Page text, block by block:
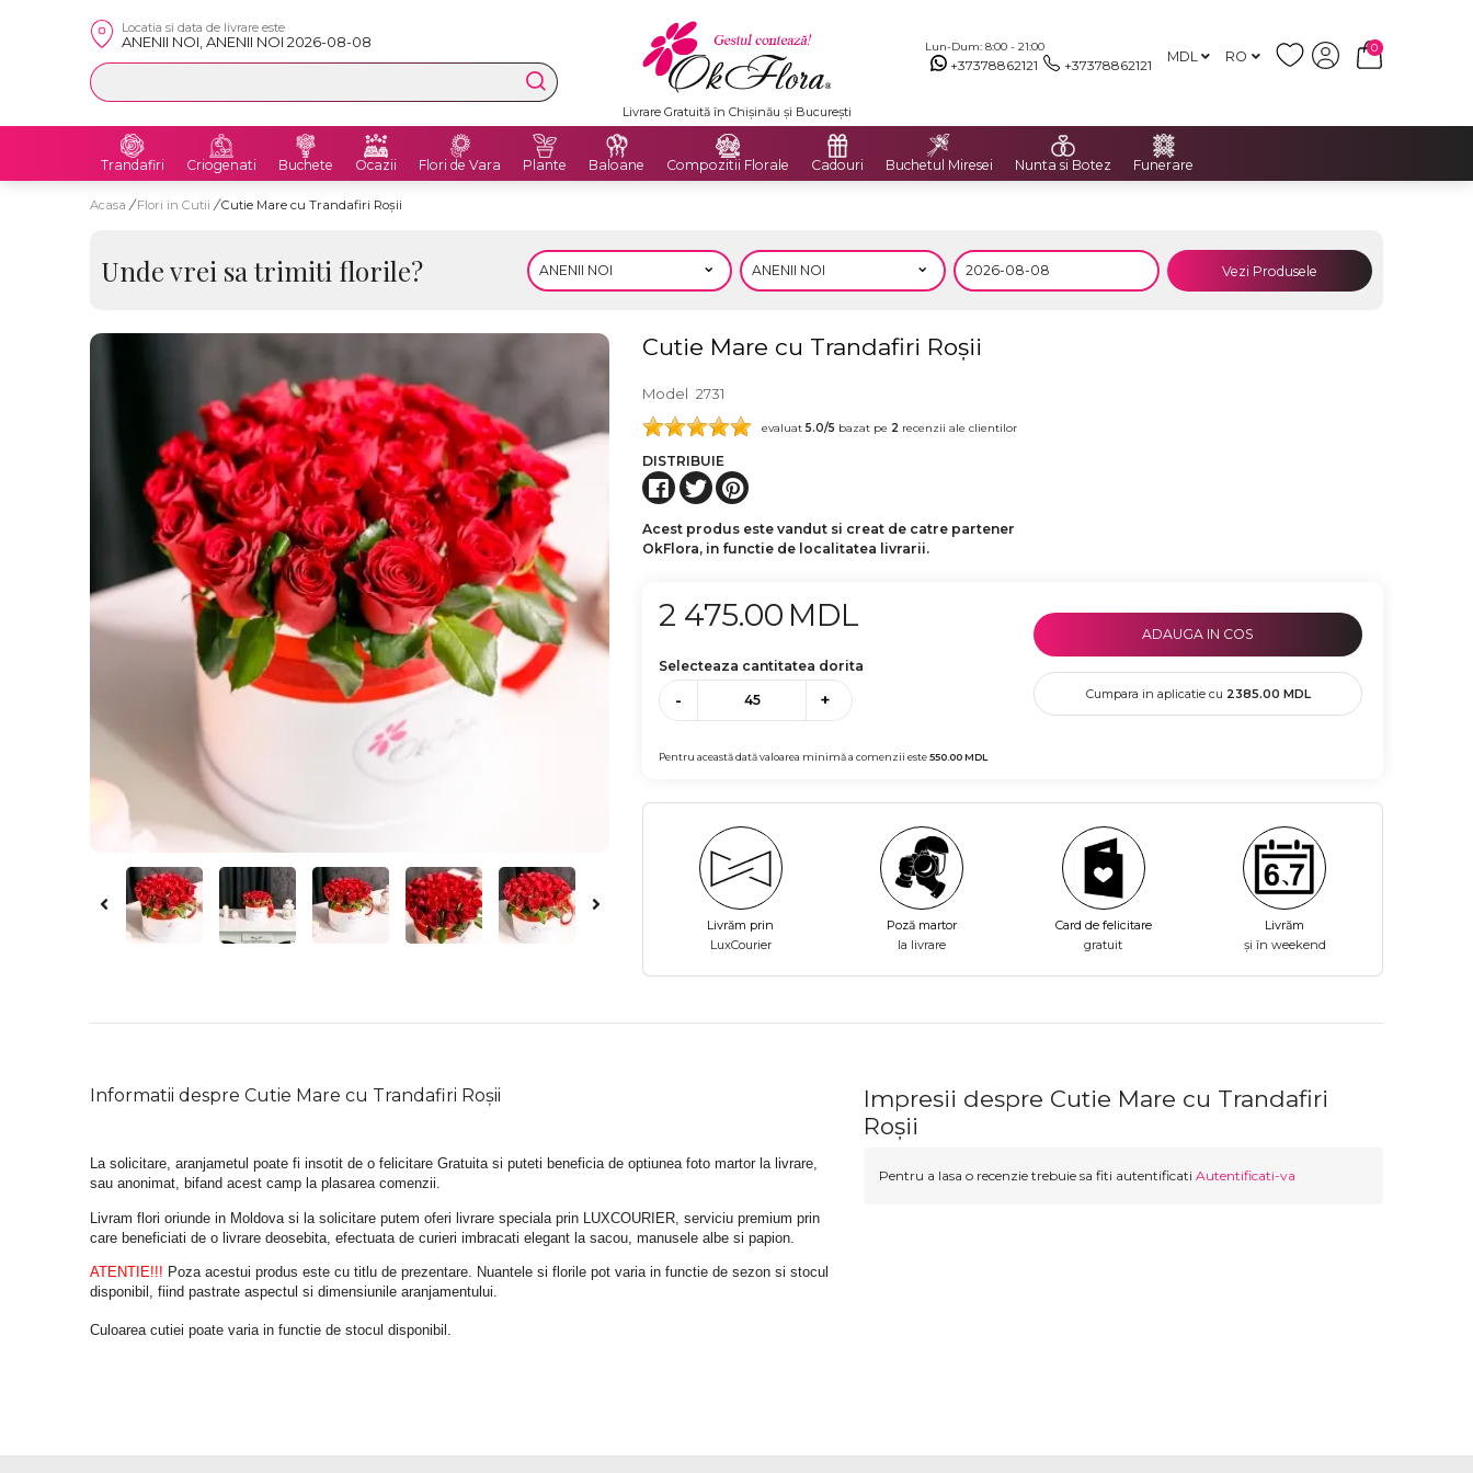
Locatia si data de livrare este
ANENII NOI, ANENII NOI 2026-08-08 Lun-Dum: 8:00 - 21:00
+37378862121 +37378862121 MDL RO
0
Livrare Gratuită în Chișinău și București
Trandafiri Criogenati Buchete Ocazii Flori de Vara Plante Baloane Compozitii Florale Cadouri Buchetul Miresei Nunta si Botez Funerare
Acasa / Flori in Cutii / Cutie Mare cu Trandafiri Roșii
Unde vrei sa trimiti florile? Vezi Produsele
Cutie Mare cu Trandafiri Roșii
Model 2731
evaluat5.0/5 bazat pe 2 recenzii ale clientilor
DISTRIBUIE
Acest produs este vandut si creat de catre partener
OkFlora, in functie de localitatea livrarii.
2 475.00 MDL
Selecteaza cantitatea dorita
- +
Pentru această dată valoarea minimă a comenzii este550.00MDL
ADAUGA IN COS
Cumpara in aplicatie cu 2385.00 MDL
Livrăm prin
LuxCourier
Poză martor
la livrare
Card de felicitare
gratuit
Livrăm
și în weekend
Informatii despre Cutie Mare cu Trandafiri Roșii
La solicitare, aranjametul poate fi insotit de o felicitare Gratuita si puteti beneficia de optiunea foto martor la livrare,
sau anonimat, bifand acest camp la plasarea comenzii.
Livram flori oriunde in Moldova si la solicitare putem oferi livrare speciala prin LUXCOURIER, serviciu premium prin
care beneficiati de o livrare deosebita, efectuata de curieri imbracati elegant la sacou, manusele albe si papion.
ATENTIE!!! Poza acestui produs este cu titlu de prezentare. Nuantele si florile pot varia in functie de sezon si stocul
disponibil, fiind pastrate aspectul si dimensiunile aranjamentului.
Culoarea cutiei poate varia in functie de stocul disponibil.
Impresii despre Cutie Mare cu Trandafiri
Roșii
Pentru a lasa o recenzie trebuie sa fiti autentificati Autentificati-va